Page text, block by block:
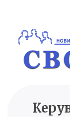
content
Новини